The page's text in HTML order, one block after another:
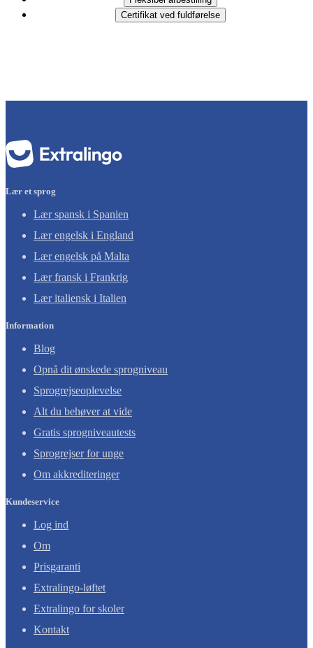
Certifikat ved fuldførelse
Lær et sprog
Lær spansk i Spanien
Lær engelsk i England
Lær engelsk på Malta
Lær fransk i Frankrig
Lær italiensk i Italien
Information
Blog
Opnå dit ønskede sprogniveau
Sprogrejseoplevelse
Alt du behøver at vide
Gratis sprogniveautests
Sprogrejser for unge
Om akkrediteringer
Kundeservice
Log ind
Om
Prisgaranti
Extralingo-løftet
Extralingo for skoler
Kontakt